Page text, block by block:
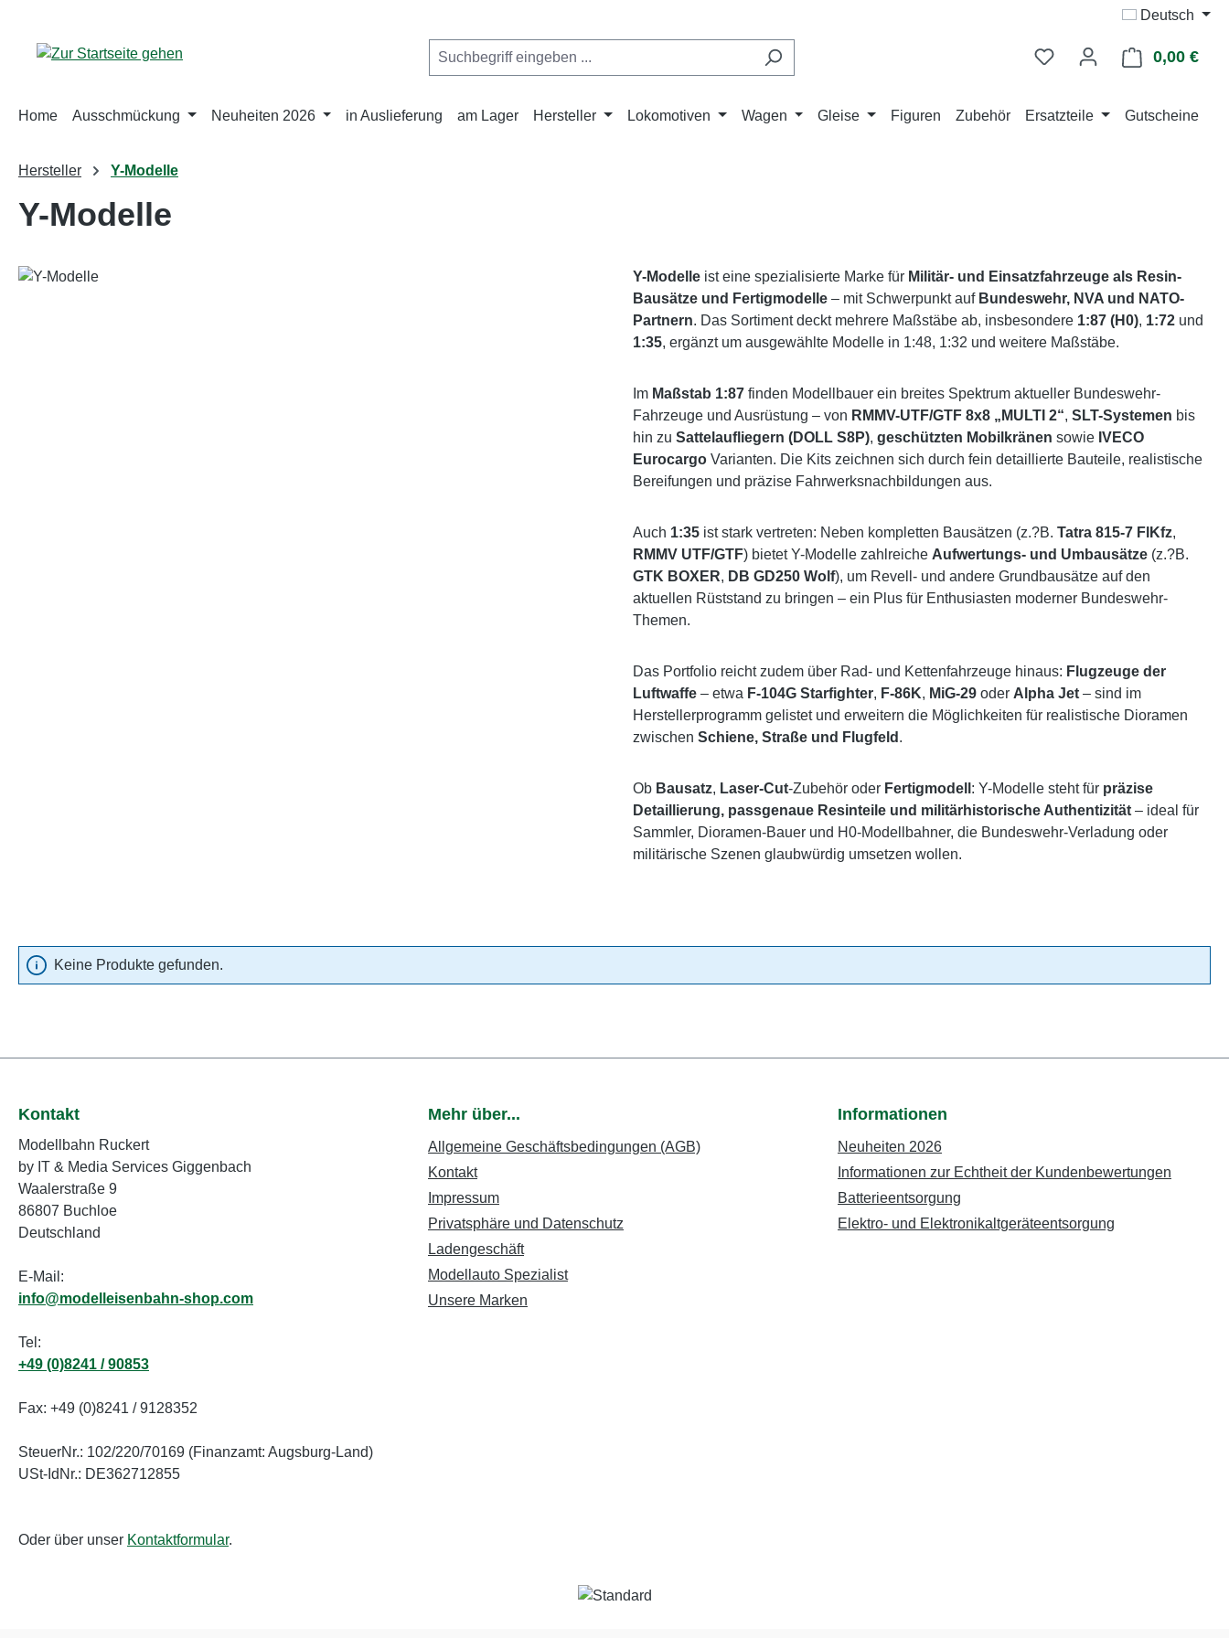
Deutsch
0,00 €
Home Ausschmückung Neuheiten 2026 in Auslieferung am Lager Hersteller Lokomotiven Wagen Gleise Figuren Zubehör Ersatzteile Gutscheine
Hersteller Y-Modelle
Y-Modelle
Y-Modelle ist eine spezialisierte Marke für Militär- und Einsatzfahrzeuge als Resin-
Bausätze und Fertigmodelle – mit Schwerpunkt auf Bundeswehr, NVA und NATO-
Partnern. Das Sortiment deckt mehrere Maßstäbe ab, insbesondere 1:87 (H0), 1:72 und
1:35, ergänzt um ausgewählte Modelle in 1:48, 1:32 und weitere Maßstäbe.
Im Maßstab 1:87 finden Modellbauer ein breites Spektrum aktueller Bundeswehr-
Fahrzeuge und Ausrüstung – von RMMV-UTF/GTF 8x8 „MULTI 2“, SLT-Systemen bis
hin zu Sattelaufliegern (DOLL S8P), geschützten Mobilkränen sowie IVECO
Eurocargo Varianten. Die Kits zeichnen sich durch fein detaillierte Bauteile, realistische
Bereifungen und präzise Fahrwerksnachbildungen aus.
Auch 1:35 ist stark vertreten: Neben kompletten Bausätzen (z.?B. Tatra 815-7 FlKfz,
RMMV UTF/GTF) bietet Y-Modelle zahlreiche Aufwertungs- und Umbausätze (z.?B.
GTK BOXER, DB GD250 Wolf), um Revell- und andere Grundbausätze auf den
aktuellen Rüststand zu bringen – ein Plus für Enthusiasten moderner Bundeswehr-
Themen.
Das Portfolio reicht zudem über Rad- und Kettenfahrzeuge hinaus: Flugzeuge der
Luftwaffe – etwa F-104G Starfighter, F-86K, MiG-29 oder Alpha Jet – sind im
Herstellerprogramm gelistet und erweitern die Möglichkeiten für realistische Dioramen
zwischen Schiene, Straße und Flugfeld .
Ob Bausatz, Laser-Cut-Zubehör oder Fertigmodell : Y-Modelle steht für präzise
Detaillierung, passgenaue Resinteile und militärhistorische Authentizität – ideal für
Sammler, Dioramen-Bauer und H0-Modellbahner, die Bundeswehr-Verladung oder
militärische Szenen glaubwürdig umsetzen wollen.
Keine Produkte gefunden.
Kontakt
Modellbahn Ruckert
by IT & Media Services Giggenbach
Waalerstraße 9
86807 Buchloe
Deutschland
E-Mail:
info@modelleisenbahn-shop.com
Tel:
+49 (0)8241 / 90853
Fax: +49 (0)8241 / 9128352
SteuerNr.: 102/220/70169 (Finanzamt: Augsburg-Land)
USt-IdNr.: DE362712855
Oder über unser Kontaktformular.
Mehr über...
Allgemeine Geschäftsbedingungen (AGB)
Kontakt
Impressum
Privatsphäre und Datenschutz
Ladengeschäft
Modellauto Spezialist
Unsere Marken
Informationen
Neuheiten 2026
Informationen zur Echtheit der Kundenbewertungen
Batterieentsorgung
Elektro- und Elektronikaltgeräteentsorgung